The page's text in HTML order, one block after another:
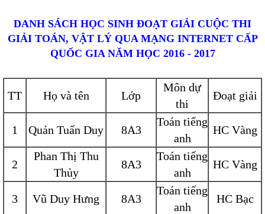
DANH SÁCH HỌC SINH ĐOẠT GIẢI CUỘC THI
GIẢI TOÁN, VẬT LÝ QUA MẠNG INTERNET CẤP
QUỐC GIA NĂM HỌC 2016 - 2017
TT Họ và tên Lớp
Môn dự
thi
Đoạt giải
1 Quản Tuấn Duy 8A3
Toán tiếng
anh
HC Vàng
2
Phan Thị Thu
Thủy
8A3
Toán tiếng
anh
HC Vàng
3 Vũ Duy Hưng 8A3
Toán tiếng
anh
HC Bạc